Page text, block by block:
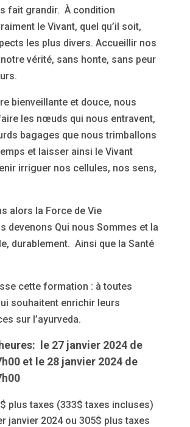
fait grandir. À condition
le Vivant, quel qu’il soit,
les plus divers. Accueillir nos
vérité, sans honte, sans peur
bienveillante et douce, nous
les nœuds qui nous entravent,
bagages que nous trimballons
et laisser ainsi le Vivant
irriguer nos cellules, nos sens,
alors la Force de Vie
devenons Qui nous Sommes et la
durablement. Ainsi que la Santé
cette formation : à toutes
souhaitent enrichir leurs
sur l’ayurveda.
le 27 janvier 2024 de
et le 28 janvier 2024 de
plus taxes (333$ taxes incluses)
janvier 2024 ou 305$ plus taxes